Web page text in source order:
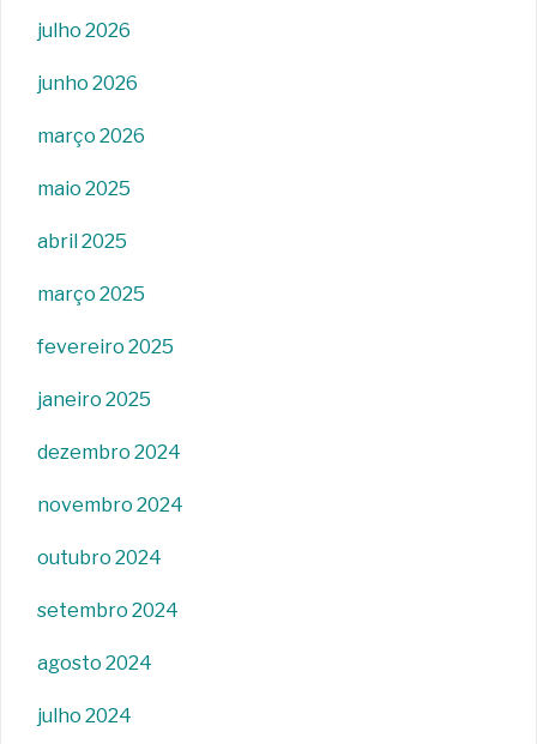
julho 2026
junho 2026
março 2026
maio 2025
abril 2025
março 2025
fevereiro 2025
janeiro 2025
dezembro 2024
novembro 2024
outubro 2024
setembro 2024
agosto 2024
julho 2024